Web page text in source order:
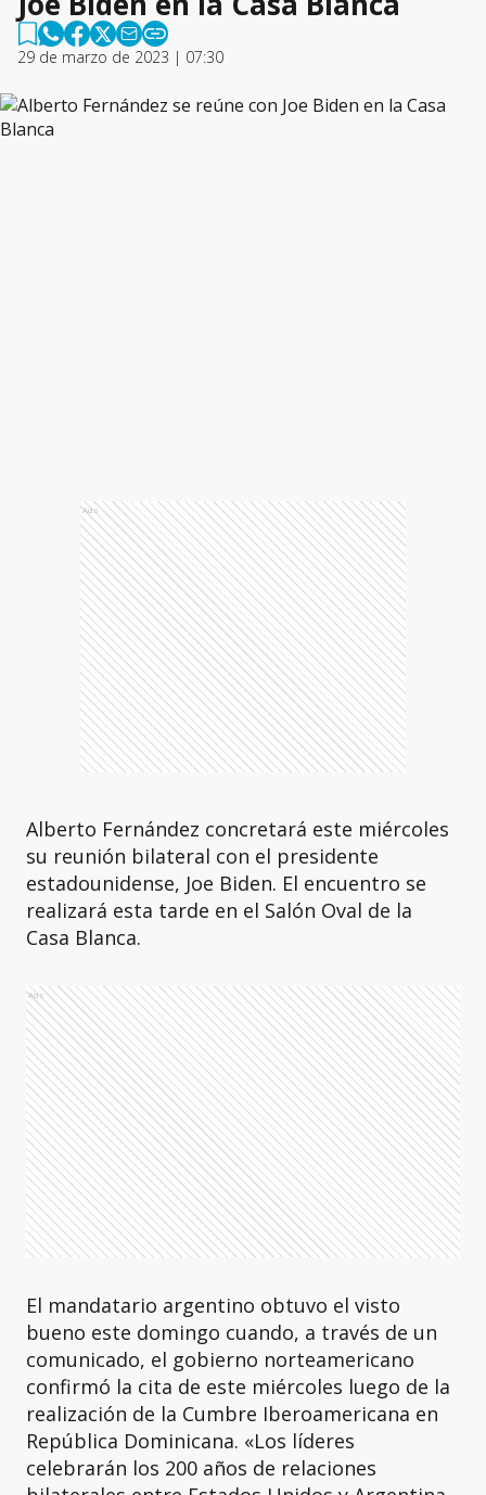
29 de marzo de 2023 | 07:30
Ads
Alberto Fernández concretará este miércoles
su reunión bilateral con el presidente
estadounidense, Joe Biden. El encuentro se
realizará esta tarde en el Salón Oval de la
Casa Blanca.
Ads
El mandatario argentino obtuvo el visto
bueno este domingo cuando, a través de un
comunicado, el gobierno norteamericano
confirmó la cita de este miércoles luego de la
realización de la Cumbre Iberoamericana en
República Dominicana. «Los líderes
celebrarán los 200 años de relaciones